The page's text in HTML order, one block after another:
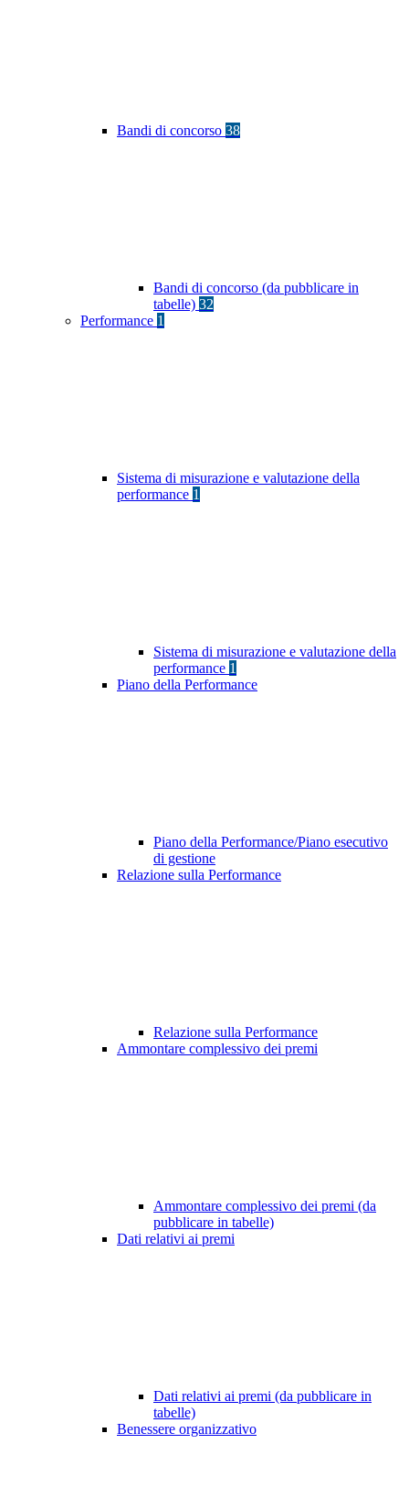
Bandi di concorso 38
Bandi di concorso (da pubblicare in
tabelle) 32
Performance 1
Sistema di misurazione e valutazione della
performance 1
Sistema di misurazione e valutazione della
performance 1
Piano della Performance
Piano della Performance/Piano esecutivo
di gestione
Relazione sulla Performance
Relazione sulla Performance
Ammontare complessivo dei premi
Ammontare complessivo dei premi (da
pubblicare in tabelle)
Dati relativi ai premi
Dati relativi ai premi (da pubblicare in
tabelle)
Benessere organizzativo